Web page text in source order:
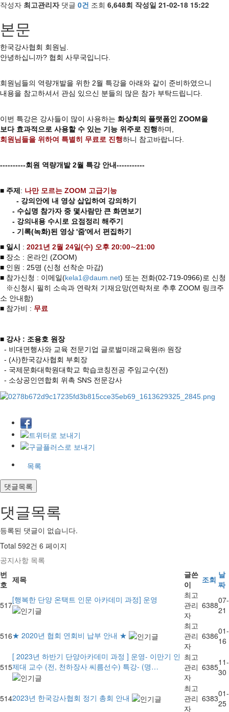
작성자 최고관리자 댓글 0건 조회 6,648회 작성일 21-02-18 15:22
본문
한국강사협회 회원님.
안녕하십니까? 협회 사무국입니다.
회원님들의 역량개발을 위한 2월 특강을 아래와 같이 준비하였으니
내용을 참고하셔서 관심 있으신 분들의 많은 참가 부탁드립니다.
이번 특강은 강사들이 많이 사용하는 화상회의 플랫폼인 ZOOM을
보다 효과적으로 사용할 수 있는 기능 위주로 진행하며,
회원님들을 위하여 특별히 무료로 진행하니 참고바랍니다.
----------회원 역량개발 2월 특강 안내-----------
■ 주제 : 나만 모르는 ZOOM 고급기능
- 강의안에 내 영상 삽입하여 강의하기
- 수십명 참가자 중 몇사람만 큰 화면보기
- 강의내용 수시로 요점정리 해주기
- 기록(녹화)된 영상 '줌'에서 편집하기
■ 일시 : 2021년 2월 24일(수) 오후 20:00∼21:00
■ 장소 : 온라인 (ZOOM)
■ 인원 : 25명 (신청 선착순 마감)
■ 참가신청 : 이메일(kela1@daum.net) 또는 전화(02-719-0966)로 신청
※신청시 필히 소속과 연락처 기재요망(연락처로 추후 ZOOM 링크주
소 안내함)
■ 참가비 : 무료
■ 강사 : 조용호 원장
- 비대면행사와 교육 전문기업 글로벌미래교육원㈜ 원장
- (사)한국강사협회 부회장
- 국제문화대학원대학교 학습코칭전공 주임교수(전)
- 소상공인연합회 위촉 SNS 전문강사 ​
목록
댓글목록
댓글목록
등록된 댓글이 없습니다.
Total 592건 6 페이지
공지사항 목록
번
호 제목
글쓴
이
조회 날
짜
517
[행복한 단양 온택트 인문 아카데미 과정] 운영
최고
관리
자
638807-
21
516★ 2020년 협회 연회비 납부 안내 ★
최고
관리
자
638601-
16
515
[ 2023년 하반기 단양아카데미 과정 ] 운영- 이만기 인
제대 교수 (전, 천하장사 씨름선수) 특강- (명…
최고
관리
자
638511-
30
5142023년 한국강사협회 정기 총회 안내
최고
관리
자
638301-
25